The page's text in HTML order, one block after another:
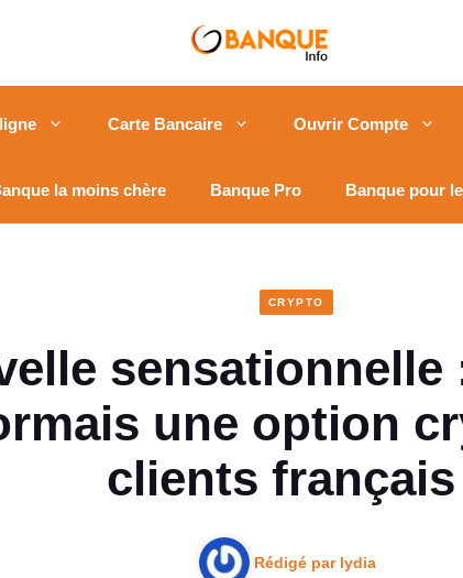
Carte Bancaire Ouvrir Compte
la moins chère Banque Pro Banque pour
CRYPTO
sensationnelle
une option
clients français
Rédigé par lydia